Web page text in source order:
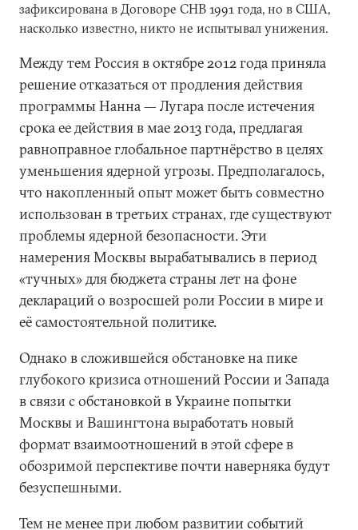
зафиксирована в Договоре СНВ 1991 года, но в США,
насколько известно, никто не испытывал унижения.
Между тем Россия в октябре 2012 года приняла
решение отказаться от продления действия
программы Нанна — Лугара после истечения
срока ее действия в мае 2013 года, предлагая
равноправное глобальное партнёрство в целях
уменьшения ядерной угрозы. Предполагалось,
что накопленный опыт может быть совместно
использован в третьих странах, где существуют
проблемы ядерной безопасности. Эти
намерения Москвы вырабатывались в период
«тучных» для бюджета страны лет на фоне
деклараций о возросшей роли России в мире и
её самостоятельной политике.
Однако в сложившейся обстановке на пике
глубокого кризиса отношений России и Запада
в связи с обстановкой в Украине попытки
Москвы и Вашингтона выработать новый
формат взаимоотношений в этой сфере в
обозримой перспективе почти наверняка будут
безуспешными.
Тем не менее при любом развитии событий